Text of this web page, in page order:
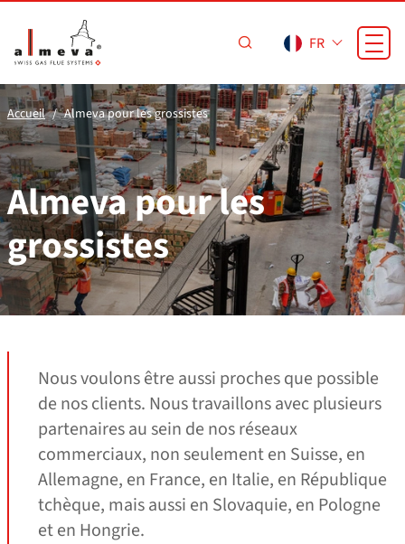
FR
Accueil Almeva pour les grossistes
Almeva pour les
grossistes
Nous voulons être aussi proches que possible
de nos clients. Nous travaillons avec plusieurs
partenaires au sein de nos réseaux
commerciaux, non seulement en Suisse, en
Allemagne, en France, en Italie, en République
tchèque, mais aussi en Slovaquie, en Pologne
et en Hongrie.